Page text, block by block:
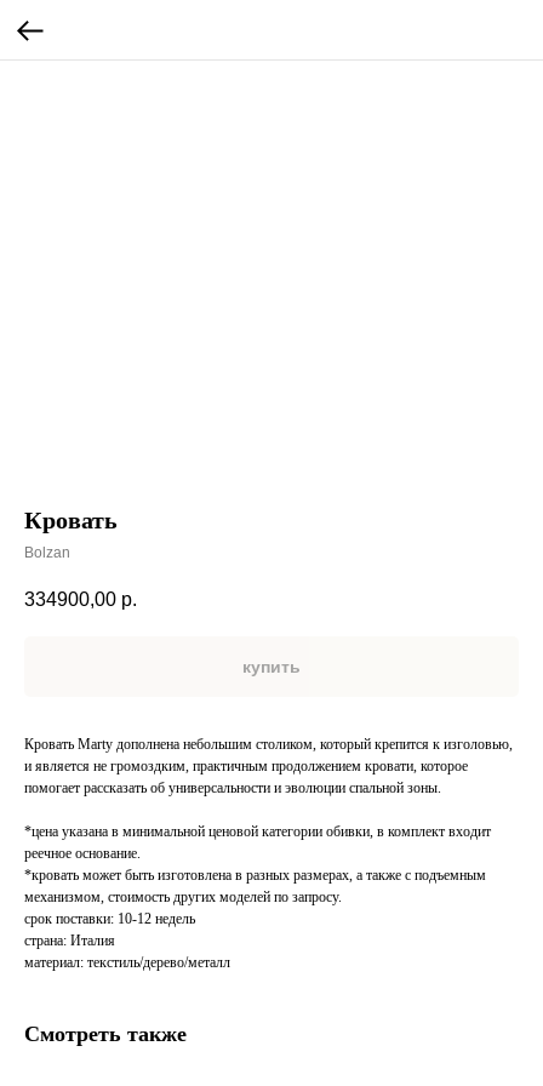
Кровать
Bolzan
334900,00 р.
купить
Кровать Marty дополнена небольшим столиком, который крепится к изголовью,
и является не громоздким, практичным продолжением кровати, которое
помогает рассказать об универсальности и эволюции спальной зоны.
*цена указана в минимальной ценовой категории обивки, в комплект входит
реечное основание.
*кровать может быть изготовлена в разных размерах, а также с подъемным
механизмом, стоимость других моделей по запросу.
срок поставки: 10-12 недель
страна: Италия
материал: текстиль/дерево/металл
Смотреть также